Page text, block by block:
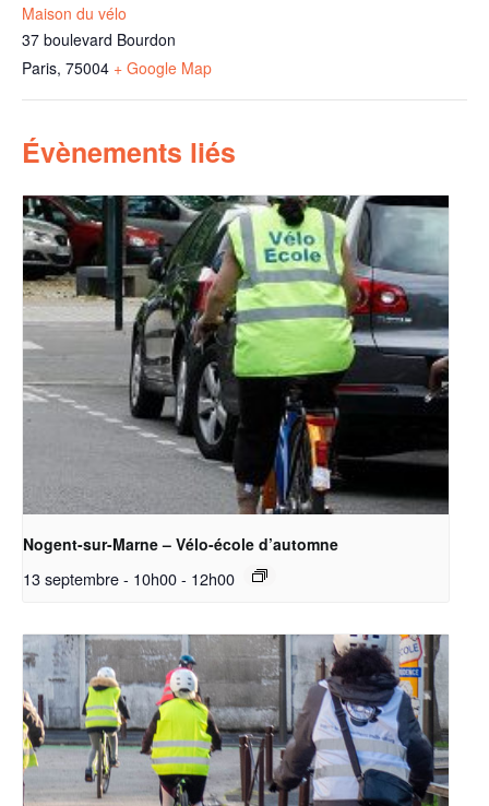
Maison du vélo
37 boulevard Bourdon
Paris, 75004 + Google Map
Évènements liés
Nogent-sur-Marne – Vélo-école d’automne
13 septembre - 10h00- 12h00